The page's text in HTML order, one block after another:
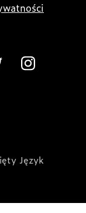
Język